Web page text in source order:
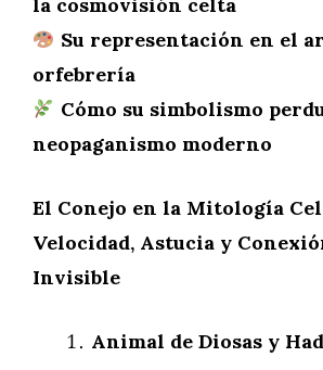
Su representación en el
orfebrería
Cómo su simbolismo
neopaganismo moderno
El Conejo en la Mitología
Velocidad, Astucia y
Invisible
Animal de Diosas y